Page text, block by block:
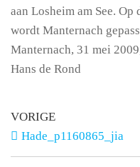
aan Losheim am See.
wordt Manternach
Manternach, 31 mei
Hans de Rond
VORIGE
Hade_p1160865_jia